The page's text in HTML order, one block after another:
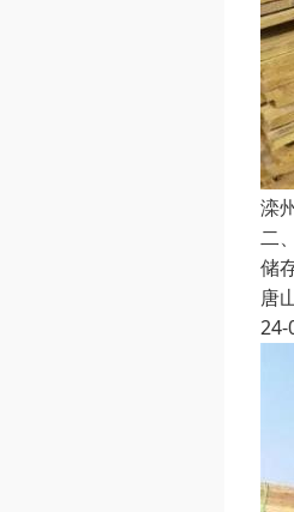
滦
二
储
唐
24-